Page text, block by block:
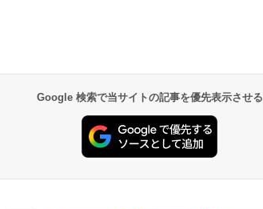
Google 検索で当サイトの記事を優先表示させる